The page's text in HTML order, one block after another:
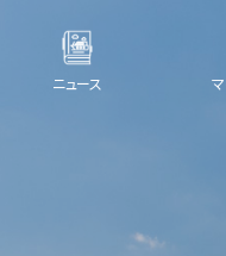
ニュース